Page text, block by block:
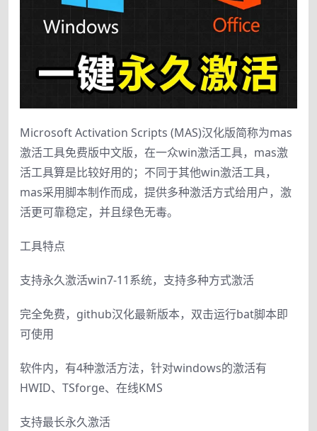
Microsoft Activation Scripts (MAS)汉化版简称为mas
激活工具免费版中文版，在一众win激活工具，mas激
活工具算是比较好用的；不同于其他win激活工具，
mas采用脚本制作而成，提供多种激活方式给用户，激
活更可靠稳定，并且绿色无毒。
工具特点
支持永久激活win7-11系统，支持多种方式激活
完全免费，github汉化最新版本，双击运行bat脚本即
可使用
软件内，有4种激活方法，针对windows的激活有
HWID、TSforge、在线KMS
支持最长永久激活